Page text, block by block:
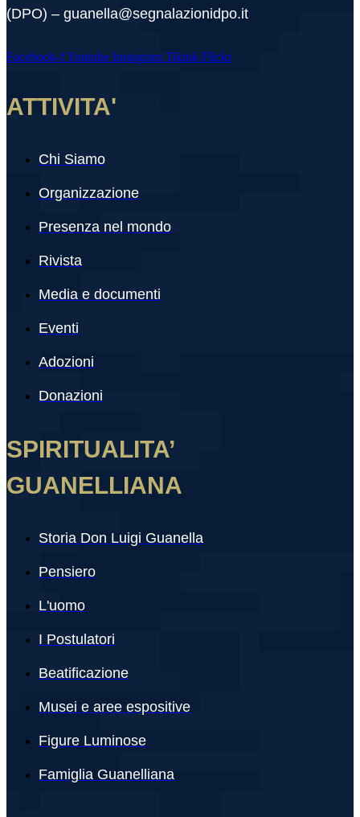
(DPO) – guanella@segnalazionidpo.it
Facebook-fYoutube Instagram Tiktok Flickr
ATTIVITA'
Chi Siamo
Organizzazione
Presenza nel mondo
Rivista
Media e documenti
Eventi
Adozioni
Donazioni
SPIRITUALITA’
GUANELLIANA
Storia Don Luigi Guanella
Pensiero
L'uomo
I Postulatori
Beatificazione
Musei e aree espositive
Figure Luminose
Famiglia Guanelliana